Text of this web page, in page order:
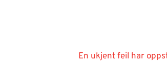
En ukjent feil har